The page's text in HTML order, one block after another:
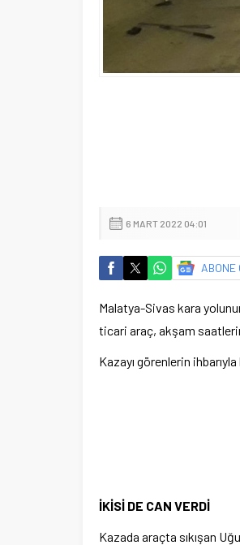
6 MART 2022 04:01
ABONE
Malatya-Sivas kara
ticari araç, akşam
Kazayı görenlerin
İKİSİ DE CAN VERDİ
Kazada araçta sıkışan